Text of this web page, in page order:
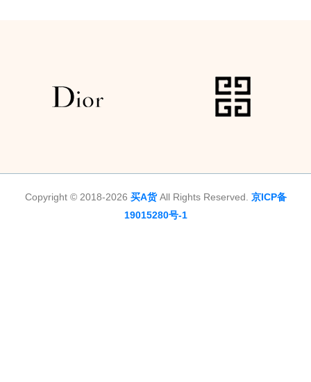
Copyright © 2018-2026 买A货All Rights Reserved. 京ICP备
19015280号-1